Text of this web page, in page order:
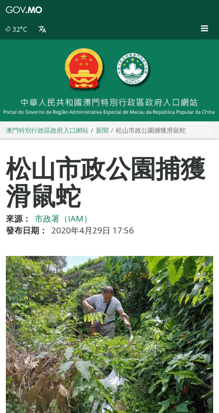
32°C
澳門特別行政區政府入口網站 新聞 松山市政公園捕獲滑鼠蛇
松山市政公園捕獲
滑鼠蛇
來源：
市政署（IAM）
發布日期：
2020年4月29日 17:56